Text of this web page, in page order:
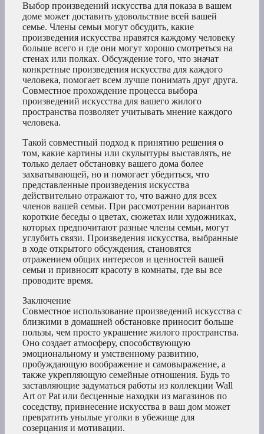
Выбор произведений искусства для показа в вашем
доме может доставить удовольствие всей вашей
семье. Члены семьи могут обсудить, какие
произведения искусства нравятся каждому человеку
больше всего и где они могут хорошо смотреться на
стенах или полках. Обсуждение того, что значат
конкретные произведения искусства для каждого
человека, помогает всем лучше понимать друг друга.
Совместное прохождение процесса выбора
произведений искусства для вашего жилого
пространства позволяет учитывать мнение каждого
человека.
Такой совместный подход к принятию решения о
том, какие картины или скульптуры выставлять, не
только делает обстановку вашего дома более
захватывающей, но и помогает убедиться, что
представленные произведения искусства
действительно отражают то, что важно для всех
членов вашей семьи. При рассмотрении вариантов
короткие беседы о цветах, сюжетах или художниках,
которых предпочитают разные члены семьи, могут
углубить связи. Произведения искусства, выбранные
в ходе открытого обсуждения, становятся
отражением общих интересов и ценностей вашей
семьи и привносят красоту в комнаты, где вы все
проводите время.
Заключение
Совместное использование произведений искусства с
близкими в домашней обстановке приносит больше
пользы, чем просто украшение жилого пространства.
Оно создает атмосферу, способствующую
эмоциональному и умственному развитию,
пробуждающую воображение и самовыражение, а
также укрепляющую семейные отношения. Будь то
заставляющие задуматься работы из коллекции Wall
Art от Pat или бесценные находки из магазинов по
соседству, привнесение искусства в ваш дом может
превратить унылые уголки в убежище для
созерцания и мотивации.